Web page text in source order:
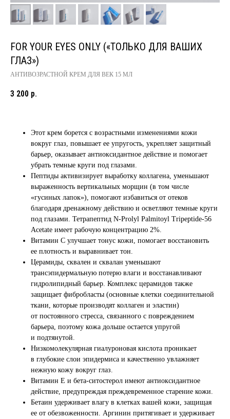
FOR YOUR EYES ONLY («ТОЛЬКО ДЛЯ ВАШИХ
ГЛАЗ»)
АНТИВОЗРАСТНОЙ КРЕМ ДЛЯ ВЕК 15 МЛ
3 200 р.
Этот крем борется с возрастными изменениями кожи
вокруг глаз, повышает ее упругость, укрепляет защитный
барьер, оказывает антиоксидантное действие и помогает
убрать темные круги под глазами.
Пептиды активизирует выработку коллагена, уменьшают
выраженность вертикальных морщин (в том числе
«гусиных лапок»), помогают избавиться от отеков
благодаря дренажному действию и осветляют темные круги
под глазами. Тетрапептид N-Prolyl Palmitoyl Tripeptide-56
Acetate имеет рабочую концентрацию 2%.
Витамин С улучшает тонус кожи, помогает восстановить
ее плотность и выравнивает тон.
Церамиды, сквален и сквалан уменьшают
трансэпидермальную потерю влаги и восстанавливают
гидролипидный барьер. Комплекс церамидов также
защищает фибробласты (основные клетки соединительной
ткани, которые производят коллаген и эластин)
от постоянного стресса, связанного с повреждением
барьера, поэтому кожа дольше остается упругой
и подтянутой.
Низкомолекулярная гиалуроновая кислота проникает
в глубокие слои эпидермиса и качественно увлажняет
нежную кожу вокруг глаз.
Витамин Е и бета-ситостерол имеют антиоксидантное
действие, предупреждая преждевременное старение кожи.
Бетаин удерживает влагу в клетках вашей кожи, защищая
ее от обезвоженности. Аргинин притягивает и удерживает